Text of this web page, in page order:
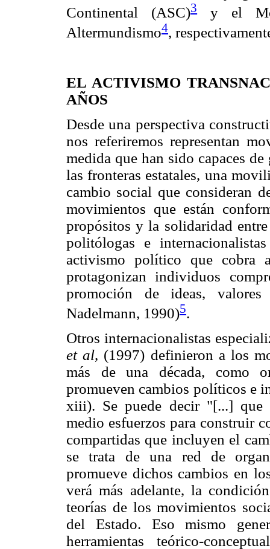
Continental (ASC)3y el
Altermundismo4,
EL ACTIVISMO
AÑOS
Desde una perspectiva
nos referiremos representan
medida que han sido capaces
las fronteras estatales, una
cambio social que consideran
movimientos que están
propósitos y la solidaridad
politólogas e
activismo político que cobra
protagonizan individuos
promoción de ideas,
Nadelmann, 1990)5.
Otros internacionalistas
et al, (1997) definieron a los
más de una década, como
promueven cambios políticos e
xiii). Se puede decir "[...] que
medio esfuerzos para construir
compartidas que incluyen el
se trata de una red de
promueve dichos cambios en
verá más adelante, la
teorías de los movimientos
del Estado. Eso mismo
herramientas teórico-